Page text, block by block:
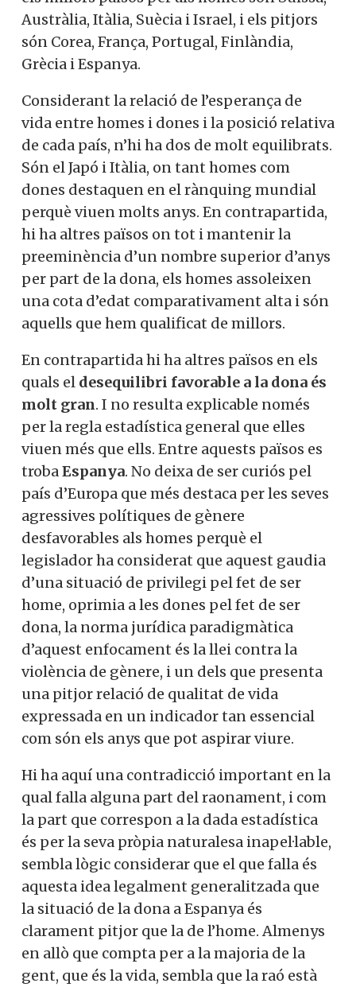
Austràlia, Itàlia, Suècia i Israel, i els pitjors
són Corea, França, Portugal, Finlàndia,
Grècia i Espanya.
Considerant la relació de l’esperança de
vida entre homes i dones i la posició relativa
de cada país, n’hi ha dos de molt equilibrats.
Són el Japó i Itàlia, on tant homes com
dones destaquen en el rànquing mundial
perquè viuen molts anys. En contrapartida,
hi ha altres països on tot i mantenir la
preeminència d’un nombre superior d’anys
per part de la dona, els homes assoleixen
una cota d’edat comparativament alta i són
aquells que hem qualificat de millors.
En contrapartida hi ha altres països en els
quals el desequilibri favorable a la dona és
molt gran. I no resulta explicable només
per la regla estadística general que elles
viuen més que ells. Entre aquests països es
trobaEspanya. No deixa de ser curiós pel
país d’Europa que més destaca per les seves
agressives polítiques de gènere
desfavorables als homes perquè el
legislador ha considerat que aquest gaudia
d’una situació de privilegi pel fet de ser
home, oprimia a les dones pel fet de ser
dona, la norma jurídica paradigmàtica
d’aquest enfocament és la llei contra la
violència de gènere, i un dels que presenta
una pitjor relació de qualitat de vida
expressada en un indicador tan essencial
com són els anys que pot aspirar viure.
Hi ha aquí una contradicció important en la
qual falla alguna part del raonament, i com
la part que correspon a la dada estadística
és per la seva pròpia naturalesa inapel·lable,
sembla lògic considerar que el que falla és
aquesta idea legalment generalitzada que
la situació de la dona a Espanya és
clarament pitjor que la de l’home. Almenys
en allò que compta per a la majoria de la
gent, que és la vida, sembla que la raó està